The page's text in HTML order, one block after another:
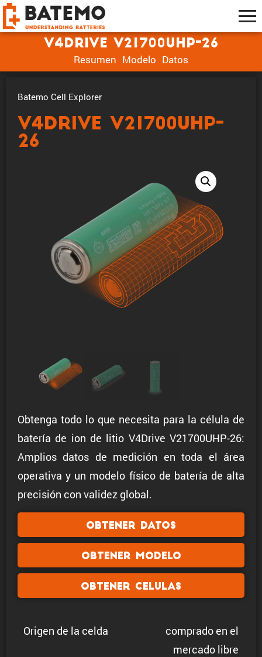
V4Drive V21700UHP-26
Resumen Modelo Datos
Batemo Cell Explorer
V4Drive V21700UHP-
26
Obtenga todo lo que necesita para la célula de
batería de ion de litio V4Drive V21700UHP-26:
Amplios datos de medición en toda el área
operativa y un modelo físico de batería de alta
precisión con validez global.
Obtener datos
Obtener modelo
Obtener celulas
Origen de la celda
comprado en el
mercado libre